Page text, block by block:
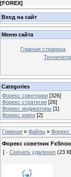
[FOREX]
Вход на сайт
Меню сайта
Главная страница
Categories
Форекс cоветники [326]
Форекс стратегии [26]
Форекс индикаторы [1]
Форекс книги [2]
Главная » Файлы » Форекс
Форекс советник
[ · Скачать удаленно (23